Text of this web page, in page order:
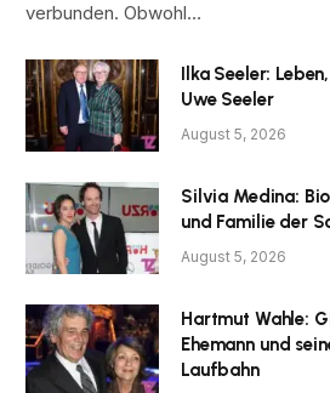
verbunden. Obwohl…
Ilka Seeler:
Uwe Seeler
August 5, 2026
Silvia Medina:
und Familie der
August 5, 2026
Hartmut Wahle:
Ehemann und
Laufbahn